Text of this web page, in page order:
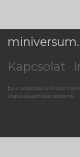
Kapcsolat
Ez a weboldal affiliate
alapú elszámolás történik.